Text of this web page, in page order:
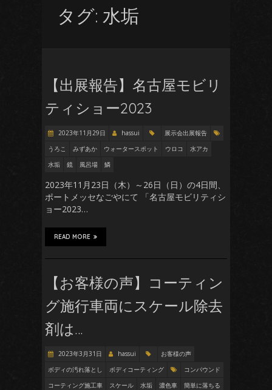
タグ: 水垢
【出展報告】名古屋モビリ
ティショー2023
2023年11月29日 hassui
展示会出展報告
うろこ
みずあか ウォータースポット ウロコ
水アカ
水垢
鏡 風呂場 鱗
2023年11月23日（木）～26日（日）の4日間、
ポートメッセなごやにて 「名古屋モビリティシ
ョー2023…
READ MORE
【お客様の声】コーティン
グ施行車両にスケール除去
剤は…
2023年3月31日 hassui
お客様の声
ボディの汚れ落とし
ボディコーティング
コンパウンド
コーティング施工車
スケール 水垢 濃色車
簡単に落ちる